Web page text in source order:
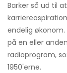
Barker så ud til
endelig
på en eller
radioprogram,
1950'erne.